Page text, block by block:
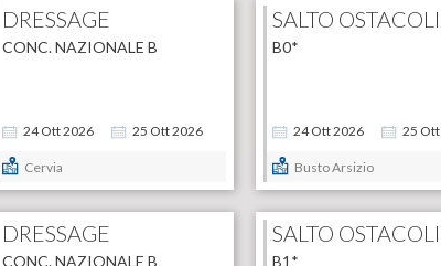
DRESSAGE
24Ott2026 25 Ott2026
CONC. NAZIONALE B
Cervia
SALTO OSTACOLI
24Ott2026 25 Ott
B0*
Busto Arsizio
DRESSAGE
CONC. NAZIONALE B
SALTO OSTACOLI
B1*